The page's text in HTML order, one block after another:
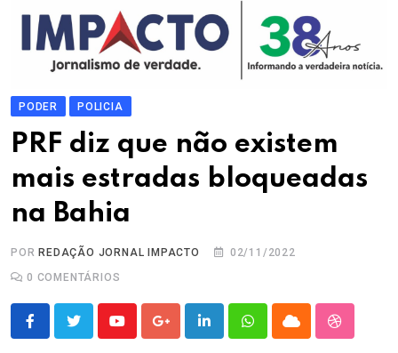
PODER POLICIA
PRF diz que não existem
mais estradas bloqueadas
na Bahia
POR REDAÇÃO JORNAL IMPACTO
02/11/2022
0 COMENTÁRIOS
YoutubeGoogle+LinkedInWhatsappCloud